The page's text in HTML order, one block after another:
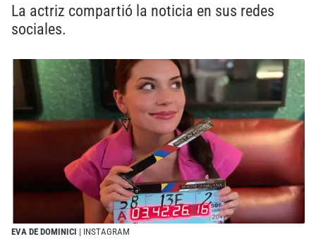
La actriz compartió la noticia en sus redes
sociales.
EVA DE DOMINICI | INSTAGRAM